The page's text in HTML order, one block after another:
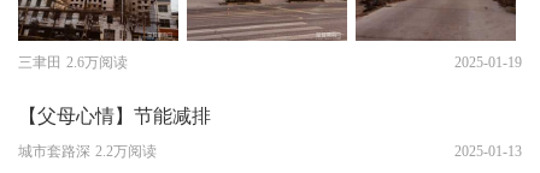
三聿田 2.6万阅读 2025-01-19
【父母心情】节能减排
城市套路深 2.2万阅读 2025-01-13